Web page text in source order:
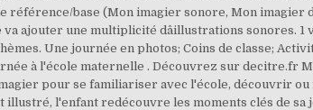
base (Mon imagier sonore, Mon imagier des
ajouter une multiplicité dâillustrations sonores.
Une journée en photos; Coins de classe;
à l'école maternelle . Découvrez sur decitre.fr
pour se familiariser avec l'école, découvrir ou
illustré, l'enfant redécouvre les moments clés de